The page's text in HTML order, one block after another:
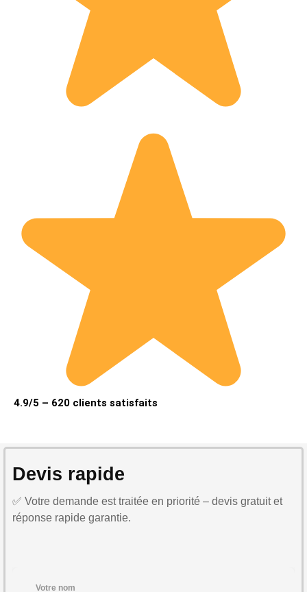
4.9/5 – 620 clients satisfaits
Devis rapide
✅ Votre demande est traitée en priorité – devis gratuit et
réponse rapide garantie.
Votre nom